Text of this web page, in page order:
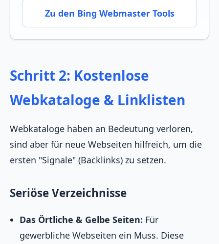
Zu den Bing Webmaster Tools
Schritt 2: Kostenlose
Webkataloge & Linklisten
Webkataloge haben an Bedeutung verloren,
sind aber für neue Webseiten hilfreich, um die
ersten "Signale" (Backlinks) zu setzen.
Seriöse Verzeichnisse
Das Örtliche & Gelbe Seiten: Für
gewerbliche Webseiten ein Muss. Diese